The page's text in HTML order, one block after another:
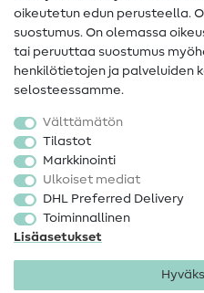
FAQ
Peruutusoikeus
Suosittu
Kankaat
Ompelutarvikkeet
Ale
oikeutetun edun perusteella.
suostumus. On olemassa
tai peruuttaa suostumus
henkilötietojen ja palveluiden
selosteessamme.
Välttämätön
Tilastot
Markkinointi
Ulkoiset mediat
DHL Preferred Delivery
Toiminnallinen
Lisäasetukset